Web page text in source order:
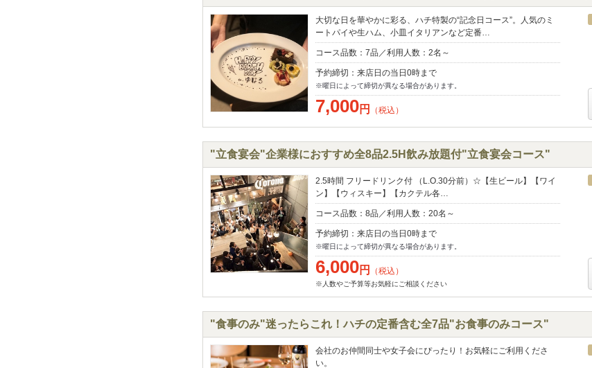
大切な日を華やかに彩る、ハチ特製の“記念日コース”。人気のミ
ートパイや生ハム、小皿イタリアンなど定番…
コース品数：7品／利用人数：2名～
予約締切：来店日の当日0時まで
※曜日によって締切が異なる場合があります。
7,000円 （税込）
"立食宴会"企業様におすすめ全8品2.5H飲み放題付"立食宴会コース"
2.5時間 フリードリンク付 （L.O.30分前）☆【生ビール】【ワイ
ン】【ウィスキー】【カクテル各…
コース品数：8品／利用人数：20名～
予約締切：来店日の当日0時まで
※曜日によって締切が異なる場合があります。
6,000円 （税込）
※人数やご予算等お気軽にご相談ください
"食事のみ"迷ったらこれ！ハチの定番含む全7品"お食事のみコース"
会社のお仲間同士や女子会にぴったり！お気軽にご利用くださ
い。